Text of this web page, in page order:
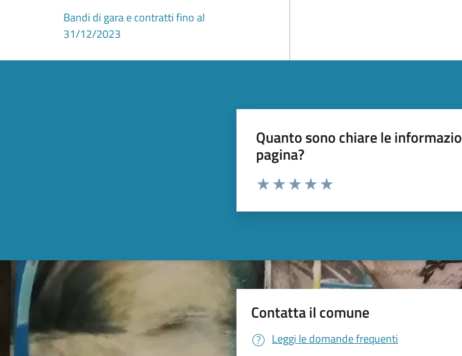
Bandi di gara e contratti fino al
31/12/2023
Quanto sono chiare le
pagina?
Valuta da 1 a 5 stelle la pagina
Contatta il comune
Leggi le domande frequenti